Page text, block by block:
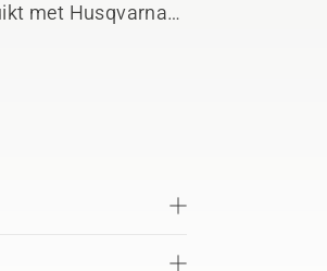
met Husqvarna